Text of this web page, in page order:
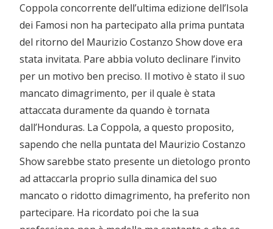
Coppola concorrente dell’ultima edizione dell’Isola
dei Famosi non ha partecipato alla prima puntata
del ritorno del Maurizio Costanzo Show dove era
stata invitata. Pare abbia voluto declinare l’invito
per un motivo ben preciso. Il motivo è stato il suo
mancato dimagrimento, per il quale è stata
attaccata duramente da quando è tornata
dall’Honduras. La Coppola, a questo proposito,
sapendo che nella puntata del Maurizio Costanzo
Show sarebbe stato presente un dietologo pronto
ad attaccarla proprio sulla dinamica del suo
mancato o ridotto dimagrimento, ha preferito non
partecipare. Ha ricordato poi che la sua